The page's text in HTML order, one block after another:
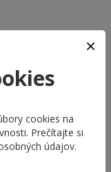
cookies na
Prečítajte si
údajov.